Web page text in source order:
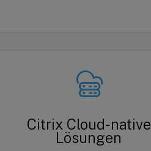
Citrix Cloud-native
Lösungen